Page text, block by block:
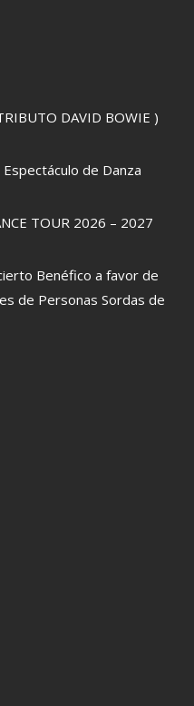
DAVID BOWIE )
de Danza
TOUR 2026 – 2027
Benéfico a favor de
de Personas Sordas de